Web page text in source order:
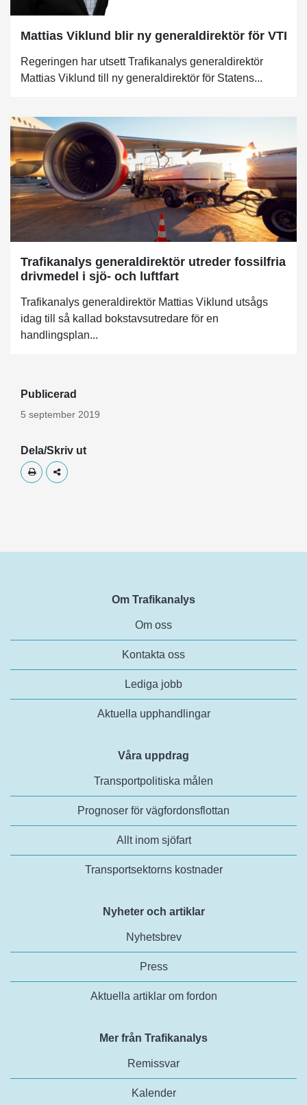
Mattias Viklund blir ny generaldirektör för VTI
Regeringen har utsett Trafikanalys generaldirektör
Mattias Viklund till ny generaldirektör för Statens...
Trafikanalys generaldirektör utreder fossilfria
drivmedel i sjö- och luftfart
Trafikanalys generaldirektör Mattias Viklund utsågs
idag till så kallad bokstavsutredare för en
handlingsplan...
Publicerad
5 september 2019
Dela/Skriv ut
Skriv utDela
Om Trafikanalys
Om oss
Kontakta oss
Lediga jobb
Aktuella upphandlingar
Våra uppdrag
Transportpolitiska målen
Prognoser för vägfordonsflottan
Allt inom sjöfart
Transportsektorns kostnader
Nyheter och artiklar
Nyhetsbrev
Press
Aktuella artiklar om fordon
Mer från Trafikanalys
Remissvar
Kalender